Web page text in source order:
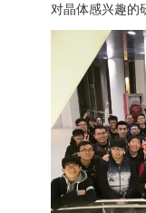
对晶体感兴趣的